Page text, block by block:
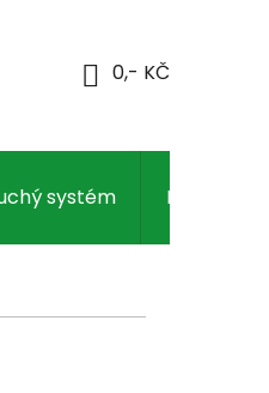
systém Regulace